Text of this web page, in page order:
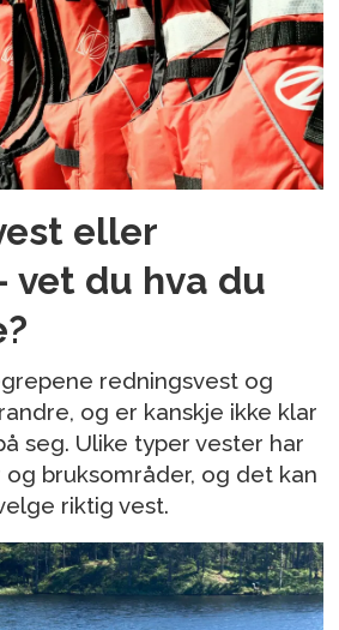
eller
vet du hva du
redningsvest og
og er kanskje ikke klar
seg. Ulike typer vester har
bruksområder, og det kan
riktig vest.